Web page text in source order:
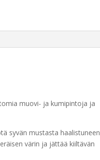
muovi- ja kumipintoja ja
syvän mustasta haalistuneen
värin ja jättää kiiltävän